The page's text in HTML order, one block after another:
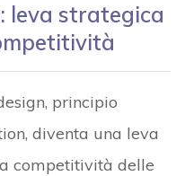
leva strategica
principio
diventa una leva
competitività delle